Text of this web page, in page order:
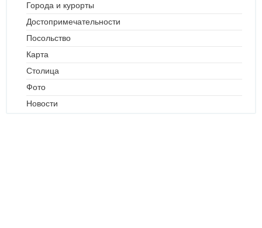
Города и курорты
Достопримечательности
Посольство
Карта
Столица
Фото
Новости